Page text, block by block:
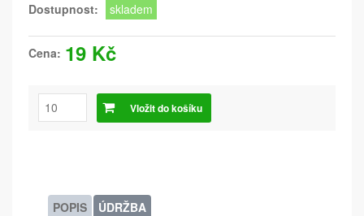
Dostupnost:
skladem
Cena: 19 Kč
Vložit do košíku
POPIS ÚDRŽBA